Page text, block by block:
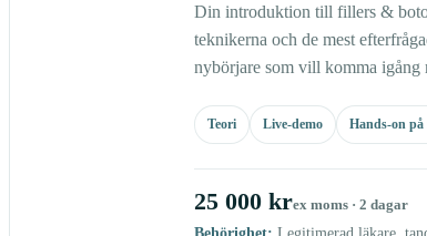
Din introduktion till fillers &
teknikerna och de mest
nybörjare som vill komma igång
Teori Live-demo Hands-on på
25 000 krex moms · 2 dagar